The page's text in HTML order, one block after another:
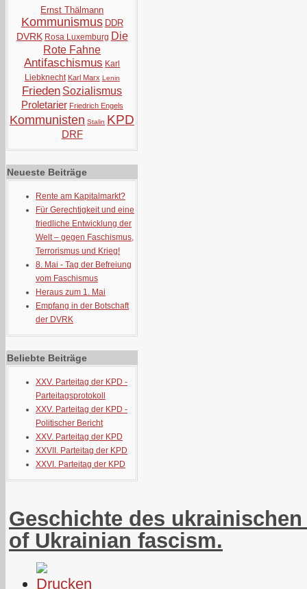
Ernst Thälmann
Kommunismus DDR
DVRK Rosa Luxemburg Die
Rote Fahne
Antifaschismus Karl
Liebknecht Karl Marx Lenin
Frieden Sozialismus
Proletarier Friedrich Engels
Kommunisten Stalin KPD
DRF
Neueste Beiträge
Rente am Kapitalmarkt?
Für Gerechtigkeit und eine
friedliche Entwicklung der
Welt – gegen Faschismus,
Terrorismus und Krieg!
8. Mai - Tag der Befreiung
vom Faschismus
Heraus zum 1. Mai
Empfang in der Botschaft
der DVRK
Beliebte Beiträge
XXV. Parteitag der KPD -
Parteitagsprotokoll
XXV. Parteitag der KPD -
Politischer Bericht
XXV. Parteitag der KPD
XXVII. Parteitag der KPD
XXVI. Parteitag der KPD
Geschichte des
of Ukrainian fascism.